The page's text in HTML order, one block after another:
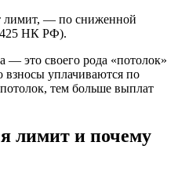
лимит, — по сниженной
425 НК РФ).
— это своего рода «потолок»
взносы уплачиваются по
тем больше выплат
лимит и почему